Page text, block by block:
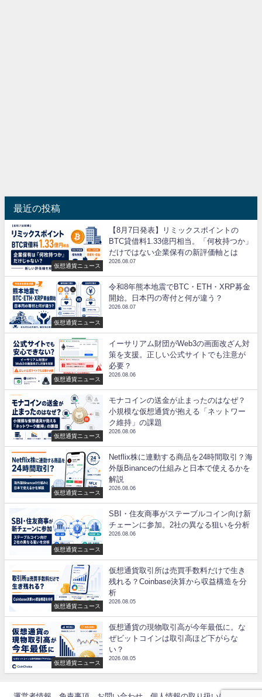
最近の投稿
仮想通貨ニュース
【8月7日発表】リミックスポイントの
BTC貸借料1.33億円相当。「何枚持つか」
だけではない企業保有の新評価軸とは
2026.08.07
仮想通貨ニュース
令和8年熊本地震でBTC・ETH・XRP募金
開始。日本円の寄付と何が違う？
2026.08.07
仮想通貨ニュース
イーサリアム財団がWeb3の画面改ざん対
策を支援。正しい公式サイトでも注意が
必要？
2026.08.06
仮想通貨ニュース
モナコインの送金が止まったのはなぜ？
小規模な仮想通貨が抱える「ネットワー
ク維持」の課題
2026.08.06
仮想通貨ニュース
Netflix株に連動する商品を24時間取引？海
外版Binanceの仕組みと日本で使えるかを
解説
2026.08.06
仮想通貨ニュース
SBI・住友商事がステーブルコイン向け新
チェーンに参加。2社の異なる狙いを分析
2026.08.06
仮想通貨ニュース
仮想通貨取引所は売買手数料だけで生き
残れる？Coinbase決算から収益構造を分
析
2026.08.05
仮想通貨ニュース
仮想通貨の現物取引高が今年最低に。な
ぜビットコインは取引高ほど下がらな
い？
2026.08.05